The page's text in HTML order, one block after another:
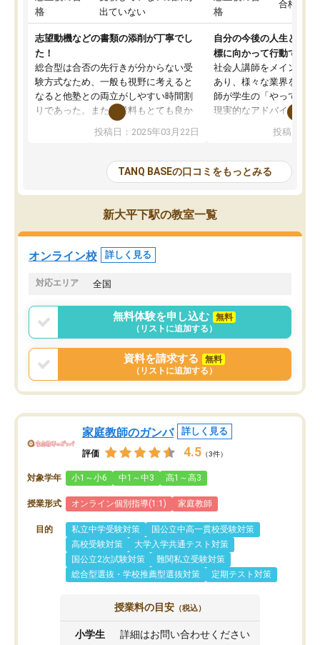
格
出ていない
志望動機などの書類の添削が丁寧でし
た！
総合型は合否の先行きが分からない受
験方式なため、一般も視野に考えると
なると他塾との両立がしやすい時間割
りであった。また授業料もとても良か
総合型の多くの塾は大学生が見ること
大学生の目だけでなく、数人の大人に
も目を通して頂ける。そのため多くの
意見を聞くことができ、より良いもの
を推敲することが可能だ。
どの人も優しく、親身に接してくださ
るのでやる気も出て、良かったで
す！！
投稿日：2025年03月22日
格
合格した
自分の今後の人生と真剣
標に向かって行動できる
社会人講師をメインとし
あり、様々な業界を経験
師が学生の「やってみた
現実的なアドバイスを行
分野について学生知識
総合型選抜対策として志
接・小論文などの技術指
ション内容になっていま
選抜を通して将来自分が
を社会人として働いてい
標を見つける事が出来ま
投稿日：
TANQ BASEの口コミをもっとみる
新大平下駅の教室一覧
オンライン校 詳しく見る
対応エリア 全国
無料体験を申し込む
無料
（リストに追加する）
資料を請求する
無料
（リストに追加する）
家庭教師のガンバ 詳しく見る
評価 4.5 （3件）
対象学年 小1～小6 中1～中3 高1～高3
授業形式 オンライン個別指導(1:1) 家庭教師
目的 私立中学受験対策
国公立中高一貫校受験対策
高校受験対策
大学入学共通テスト対策
国公立2次試験対策
難関私立受験対策
総合型選抜・学校推薦型選抜対策
定期テスト対策
授業料の目安 （税込）
小学生 詳細はお問い合わせください